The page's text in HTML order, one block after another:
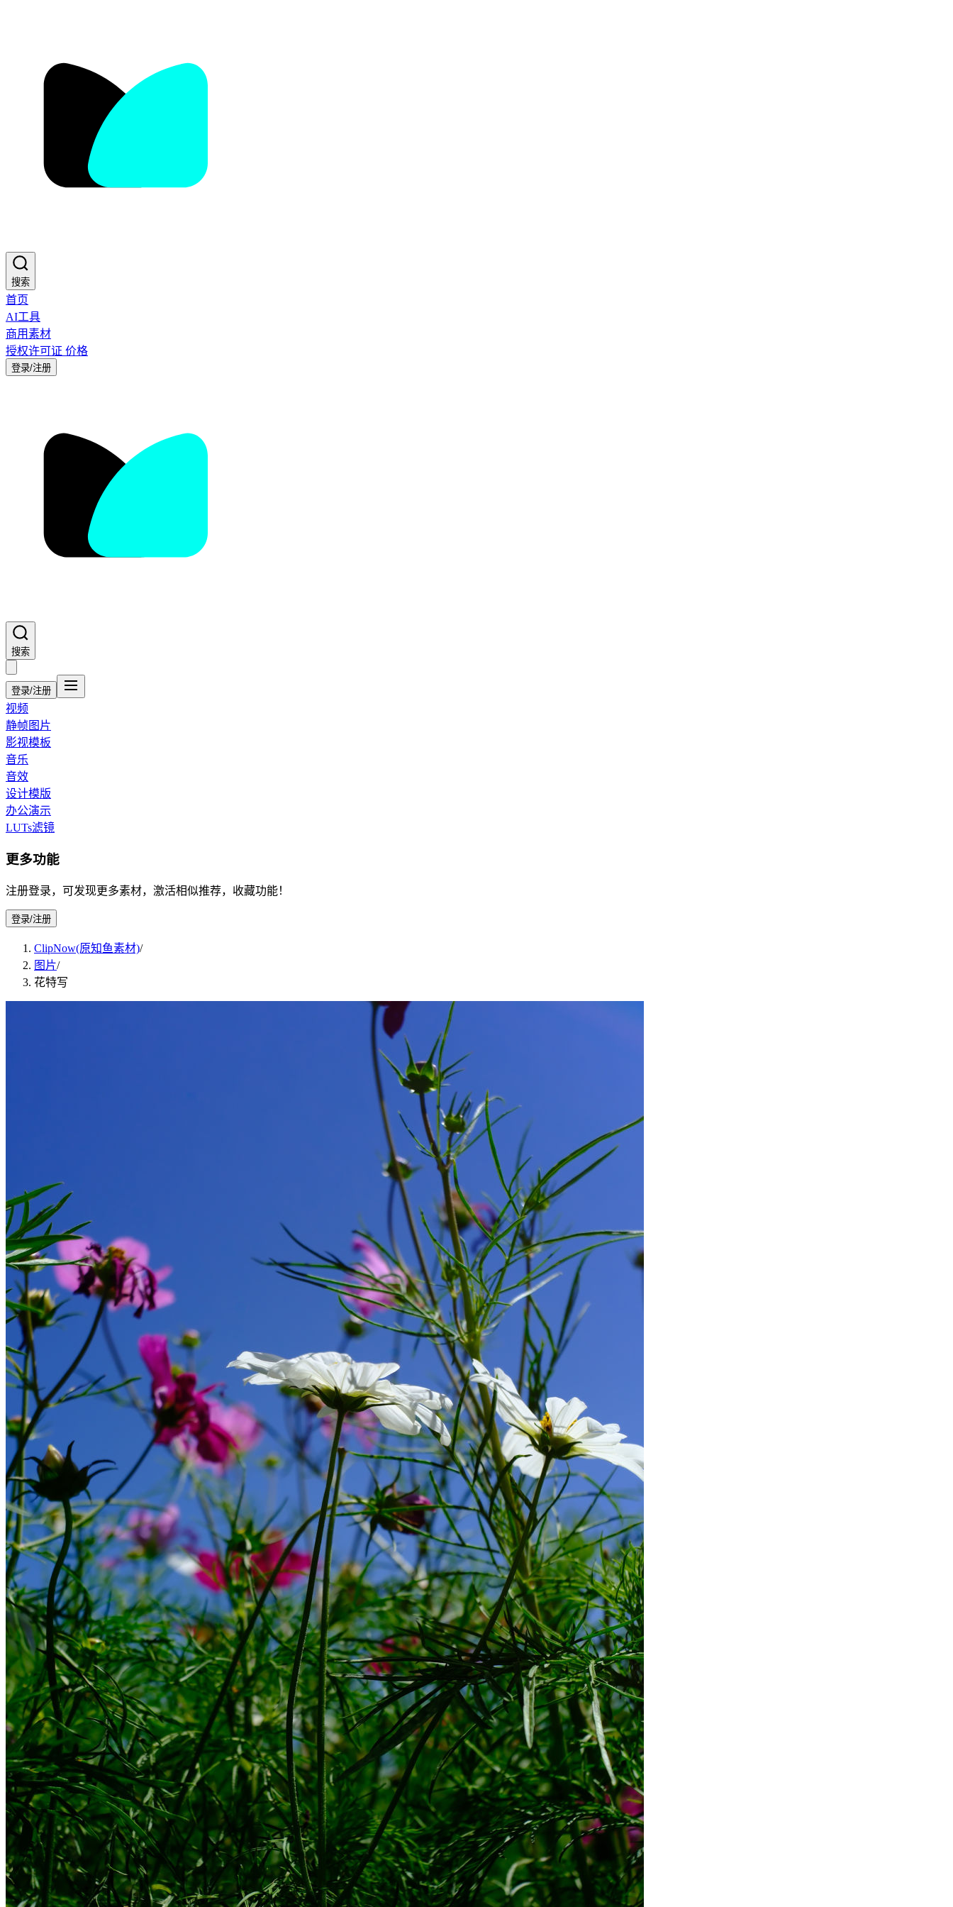
搜索
首页
AI工具
商用素材
授权许可证 价格
登录/注册
搜索
登录/注册
视频
静帧图片
影视模板
音乐
音效
设计模版
办公演示
LUTs滤镜
更多功能
注册登录，可发现更多素材，激活相似推荐，收藏功能！
登录/注册
ClipNow(原知鱼素材)/
图片/
花特写